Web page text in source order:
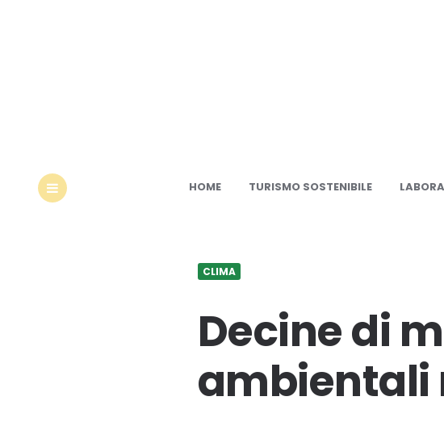
HOME TURISMO SOSTENIBILE
CLIMA
Decine di
ambientali